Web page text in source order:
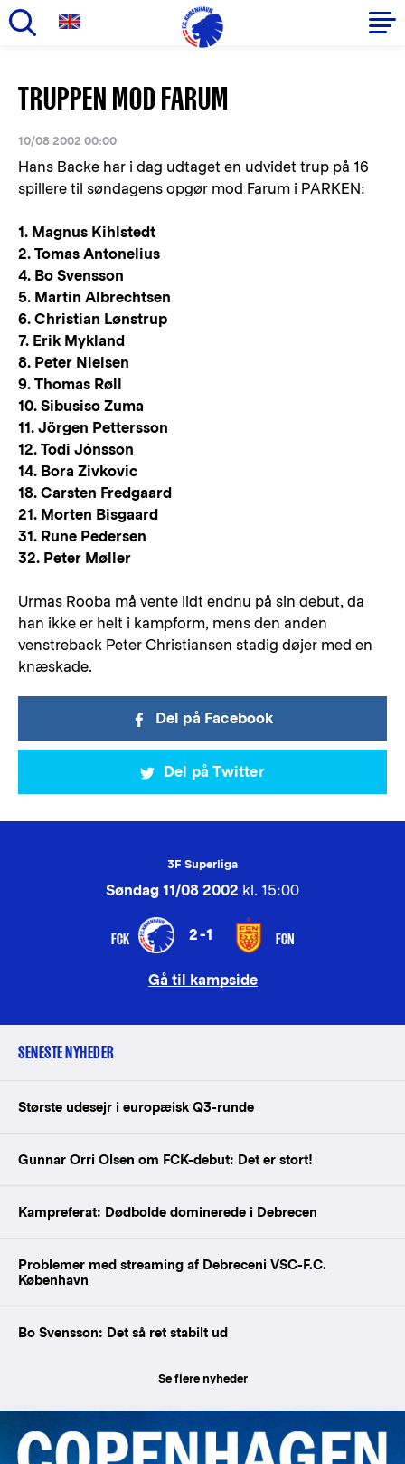
hovedindhold
Primær
navigation
TRUPPEN MOD FARUM
10/08 2002 00:00
Hans Backe har i dag udtaget en udvidet trup på 16
spillere til søndagens opgør mod Farum i PARKEN:
1. Magnus Kihlstedt
2. Tomas Antonelius
4. Bo Svensson
5. Martin Albrechtsen
6. Christian Lønstrup
7. Erik Mykland
8. Peter Nielsen
9. Thomas Røll
10. Sibusiso Zuma
11. Jörgen Pettersson
12. Todi Jónsson
14. Bora Zivkovic
18. Carsten Fredgaard
21. Morten Bisgaard
31. Rune Pedersen
32. Peter Møller
Urmas Rooba må vente lidt endnu på sin debut, da
han ikke er helt i kampform, mens den anden
venstreback Peter Christiansen stadig døjer med en
knæskade.
Del på Facebook
Del på Twitter
3F Superliga
Søndag 11/08 2002 kl. 15:00
FCK 2-1 FCN
Gå til kampside
SENESTE NYHEDER
Største udesejr i europæisk Q3-runde
Gunnar Orri Olsen om FCK-debut: Det er stort!
Kampreferat: Dødbolde dominerede i Debrecen
Problemer med streaming af Debreceni VSC-F.C.
København
Bo Svensson: Det så ret stabilt ud
Se flere nyheder